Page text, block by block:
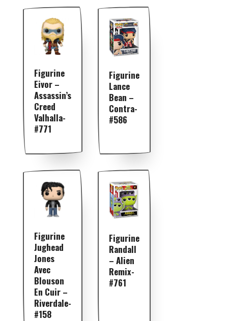
Figurine
Eivor –
Assassin’s
Creed
Valhalla-
#771
Figurine
Lance
Bean –
Contra-
#586
Figurine
Jughead
Jones
Avec
Blouson
En Cuir –
Riverdale-
#158
Figurine
Randall
– Alien
Remix-
#761